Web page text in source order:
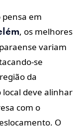
em
, os melhores
variam
se
da
local deve alinhar
com o
O